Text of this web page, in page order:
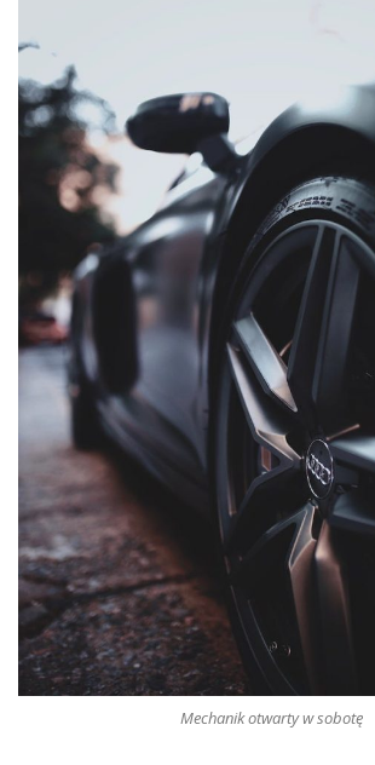
Mechanik otwarty w sobotę